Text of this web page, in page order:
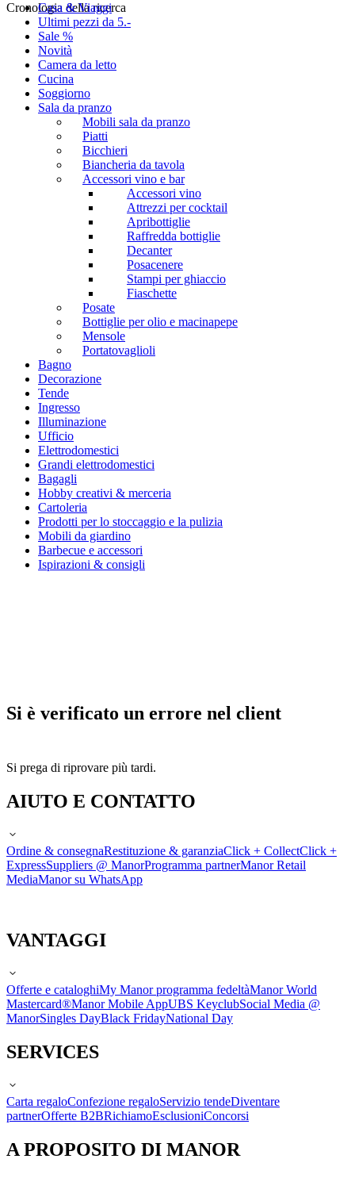
Cronologia della ricerca
Casa & Viaggi
Ultimi pezzi da 5.-
Sale %
Novità
Camera da letto
Cucina
Soggiorno
Sala da pranzo
Mobili sala da pranzo
Piatti
Bicchieri
Biancheria da tavola
Accessori vino e bar
Accessori vino
Attrezzi per cocktail
Apribottiglie
Raffredda bottiglie
Decanter
Posacenere
Stampi per ghiaccio
Fiaschette
Posate
Bottiglie per olio e macinapepe
Mensole
Portatovaglioli
Bagno
Decorazione
Tende
Ingresso
Illuminazione
Ufficio
Elettrodomestici
Grandi elettrodomestici
Bagagli
Hobby creativi & merceria
Cartoleria
Prodotti per lo stoccaggio e la pulizia
Mobili da giardino
Barbecue e accessori
Ispirazioni & consigli
Si è verificato un errore nel client
Si prega di riprovare più tardi.
AIUTO E CONTATTO
Ordine & consegnaRestituzione & garanziaClick + CollectClick +
ExpressSuppliers @ ManorProgramma partnerManor Retail
MediaManor su WhatsApp
VANTAGGI
Offerte e cataloghiMy Manor programma fedeltàManor World
Mastercard®Manor Mobile AppUBS KeyclubSocial Media @
ManorSingles DayBlack FridayNational Day
SERVICES
Carta regaloConfezione regaloServizio tendeDiventare
partnerOfferte B2BRichiamoEsclusioniConcorsi
A PROPOSITO DI MANOR